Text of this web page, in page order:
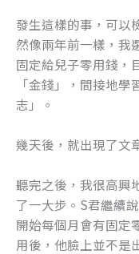
發生這樣的事，可以
然像兩年前一樣，我
固定給兒子零用錢，
「金錢」，間接地
志」。
幾天後，就出現了文
聽完之後，我很高興
了一大步。S君繼續
開始每個月會有固定
用後，他臉上並不是